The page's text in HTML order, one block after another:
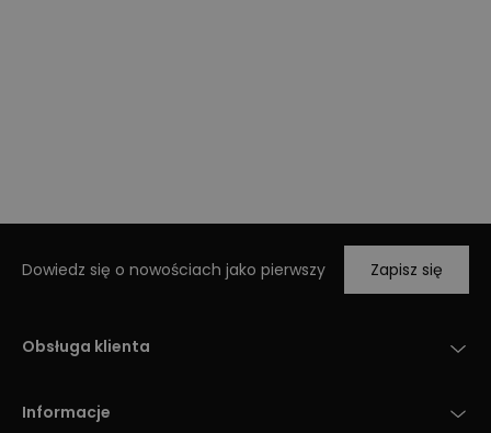
Dowiedz się o nowościach jako pierwszy Zapisz się
Obsługa klienta
Informacje